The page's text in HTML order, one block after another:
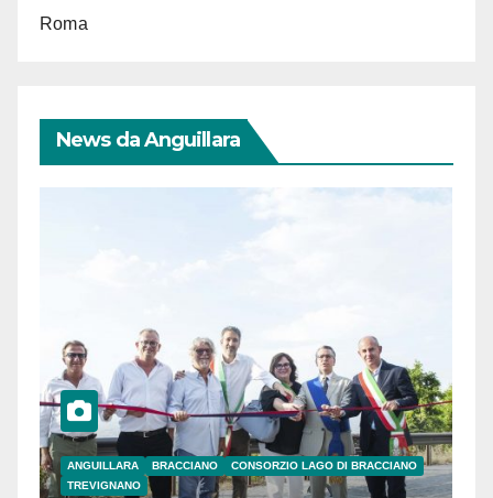
Roma
News da Anguillara
ANGUILLARA BRACCIANO
CONSORZIO LAGO DI BRACCIANO
TREVIGNANO